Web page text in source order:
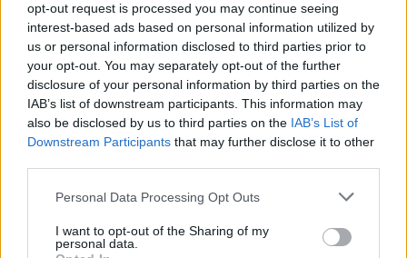
opt-out request is processed you may continue seeing
interest-based ads based on personal information utilized by
us or personal information disclosed to third parties prior to
your opt-out. You may separately opt-out of the further
disclosure of your personal information by third parties on the
IAB’s list of downstream participants. This information may
also be disclosed by us to third parties on the IAB’s List of
Downstream Participants that may further disclose it to other
Personal Data Processing Opt Outs
I want to opt-out of the Sharing of my
personal data.
Horoskopi 8 Gusht 2026/
Çfarë kanë rezervuar yjet për
secilën shenjë?